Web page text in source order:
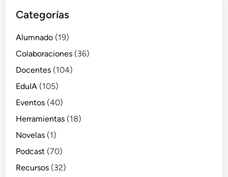
Categorías
Alumnado (19)
Colaboraciones (36)
Docentes (104)
EduIA (105)
Eventos (40)
Herramientas (18)
Novelas (1)
Podcast (70)
Recursos (32)